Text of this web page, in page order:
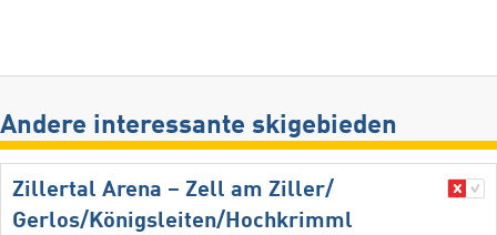
Andere interessante skigebieden
Zillertal Arena – Zell am Ziller/​
Gerlos/​Königsleiten/​Hochkrimml